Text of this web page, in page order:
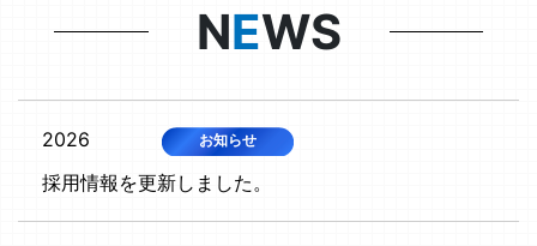
NEWS
2026 お知らせ
採用情報を更新しました。